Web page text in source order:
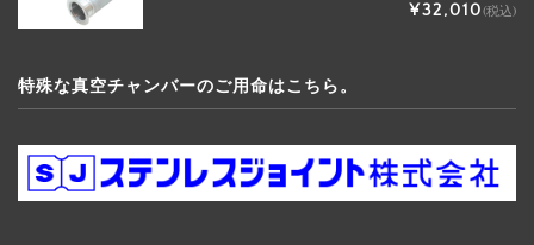
¥32,010(税込)
特殊な真空チャンバーのご用命はこちら。